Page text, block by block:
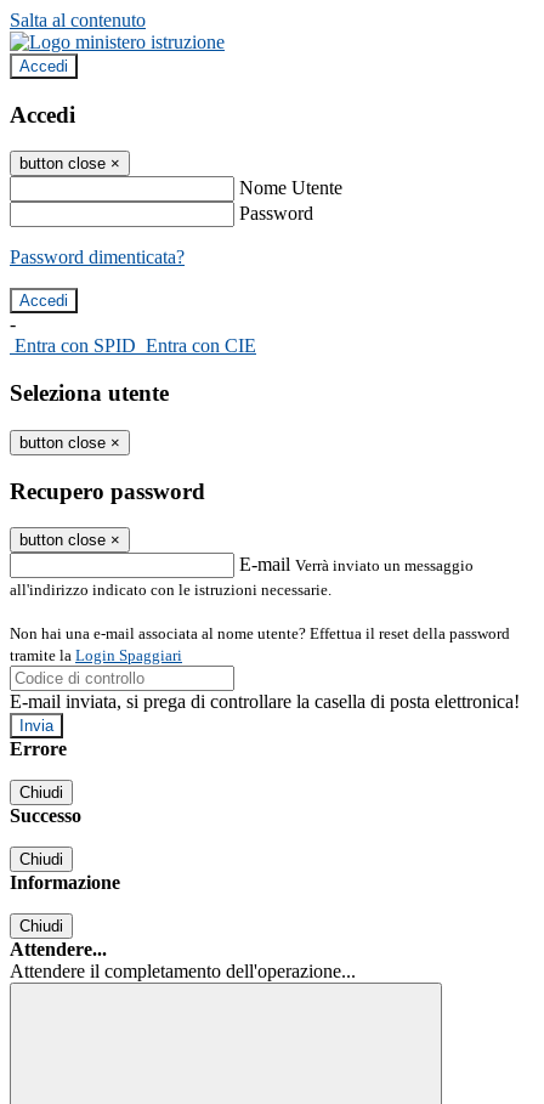
Salta al contenuto
Accedi
Accedi
button close ×
Nome Utente
Password
Password dimenticata?
-
Entra con SPID Entra con CIE
Seleziona utente
button close ×
Recupero password
button close ×
E-mail Verrà inviato un messaggio
all'indirizzo indicato con le istruzioni necessarie.
Non hai una e-mail associata al nome utente? Effettua il reset della password
tramite la Login Spaggiari
E-mail inviata, si prega di controllare la casella di posta elettronica!
Errore
Chiudi
Successo
Chiudi
Informazione
Chiudi
Attendere...
Attendere il completamento dell'operazione...